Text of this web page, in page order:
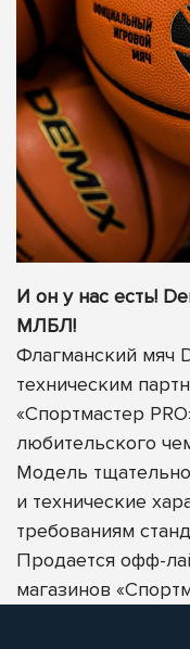
И он у нас есть!
МЛБЛ!
Флагманский мяч
техническим
«Спортмастер
любительского
Модель
и технические
требованиям
Продается офф-
магазинов